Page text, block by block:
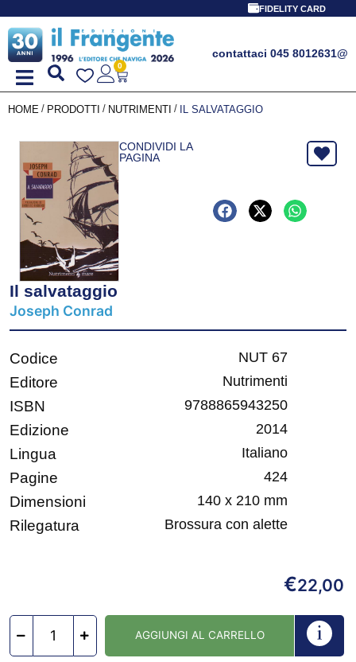
FIDELITY CARD
contattaci 045 8012631@
0
HOME / PRODOTTI / NUTRIMENTI / IL SALVATAGGIO
CONDIVIDI LA
PAGINA
Il salvataggio
Joseph Conrad
Codice NUT 67
Editore Nutrimenti
ISBN 9788865943250
Edizione 2014
Lingua Italiano
Pagine 424
Dimensioni 140 x 210 mm
Rilegatura Brossura con alette
€22,00
AGGIUNGI AL CARRELLO